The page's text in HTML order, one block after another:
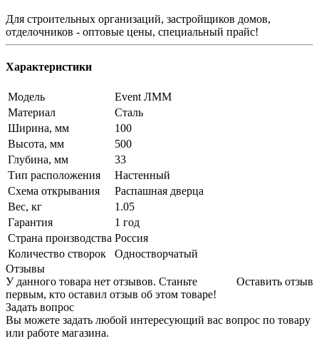
Для строительных организаций, застройщиков домов,
отделочников - оптовые цены, специальный прайс!
Характеристики
Модель
Event ЛММ
Материал
Сталь
Ширина, мм
100
Высота, мм
500
Глубина, мм
33
Тип расположения
Настенный
Схема открывания
Распашная дверца
Вес, кг
1.05
Гарантия
1 год
Страна производства Россия
Количество створок
Одностворчатый
Отзывы
Оставить отзыв
У данного товара нет отзывов. Станьте
первым, кто оставил отзыв об этом товаре!
Задать вопрос
Вы можете задать любой интересующий вас вопрос по товару
или работе магазина.